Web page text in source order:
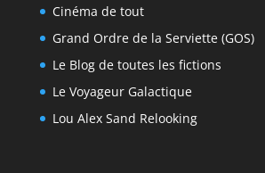
Cinéma de tout
Grand Ordre de la Serviette (GOS)
Le Blog de toutes les fictions
Le Voyageur Galactique
Lou Alex Sand Relooking